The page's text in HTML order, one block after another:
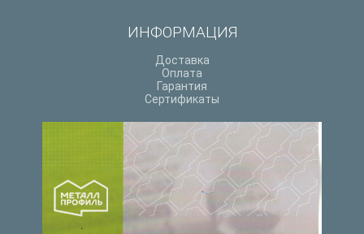
ИНФОРМАЦИЯ
Доставка
Оплата
Гарантия
Сертификаты